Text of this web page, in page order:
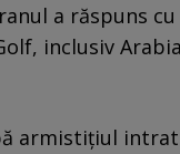
a răspuns
inclusiv
armistițiul